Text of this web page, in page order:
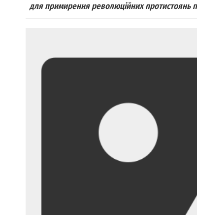
для примирення революційних протистоянь